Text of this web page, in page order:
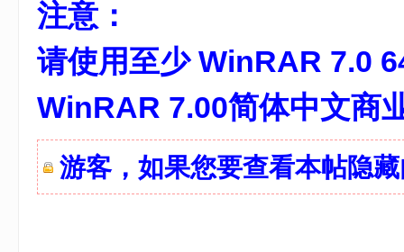
注意：
请使用至少 WinRAR 7.0
WinRAR 7.00简体中文商
游客，如果您要查看本帖隐